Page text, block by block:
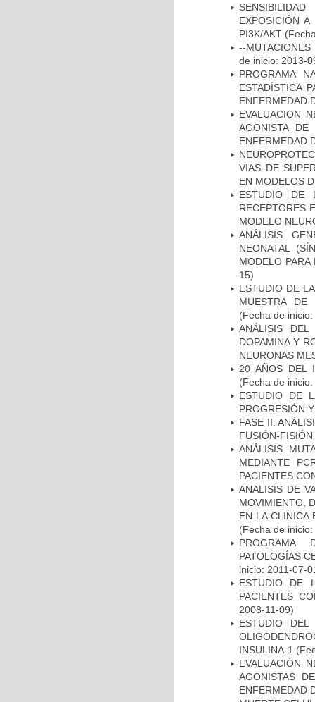
EXPOSICIÓN
PI3K/AKT
--
de inicio: 2013-
PROGRAMA
ESTADÍSTICA
ENFERMEDAD
EVALUACION
AGONISTA
ENFERMEDAD
VIAS DE
EN MODELOS
ESTUDIO DE
RECEPTORES
MODELO
ANÁLISIS
NEONATAL
MODELO
15)
ESTUDIO DE
MUESTRA DE
(Fecha de
ANÁLISIS
DOPAMINA Y
NEURONAS
20 AÑOS DEL
(Fecha de
ESTUDIO DE
PROGRESIÓN
FASE II:
FUSIÓN-
ANÁLISIS
MEDIANTE
PACIENTES
ANALISIS DE
MOVIMIENTO,
EN LA CLINICA
(Fecha de
PROGRAMA
PATOLOGÍAS
inicio: 2011-07-
ESTUDIO DE
PACIENTES
2008-11-09)
ESTUDIO
INSULINA-1
EVALUACIÓN
AGONISTAS
ENFERMEDAD